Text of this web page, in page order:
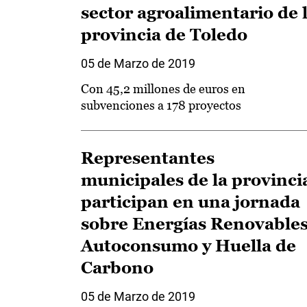
sector agroalimentario de
provincia de Toledo
05 de Marzo de 2019
Con 45,2 millones de euros en
subvenciones a 178 proyectos
Representantes
municipales de la
participan en una jornada
sobre Energías
Autoconsumo y Huella de
Carbono
05 de Marzo de 2019